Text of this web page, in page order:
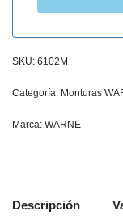
SKU: 6102M
Categoría: Monturas
Marca: WARNE
Descripción